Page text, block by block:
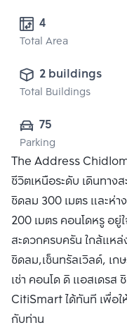
4
Total Area
2 buildings
Total Buildings
75
Parking
The Address Chidlom
ชีวิตเหนือระดับ เดินทาง
ชิดลม 300 เมตร และห่า
200 เมตร คอนโดหรู อยู่
สะดวกครบครัน ใกล้แหล่
ชิดลม,เซ็นทรัลเวิลด์, เก
เช่า คอนโด ดิ แอสเดรส
CitiSmart ได้ทันที เพื่อใ
กับท่าน